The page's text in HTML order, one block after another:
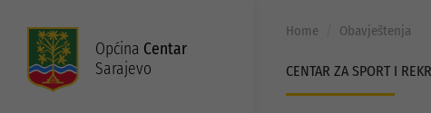
Općina Centar
Sarajevo
Home Obavještenja
CENTAR ZA SPORT I